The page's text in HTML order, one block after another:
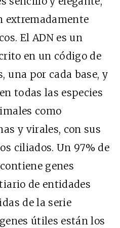
extremadamente
El ADN es un
en un código de
una por cada base, y
todas las especies
como
y virales, con sus
ciliados. Un 97% de
genes
de entidades
de la serie
útiles están los